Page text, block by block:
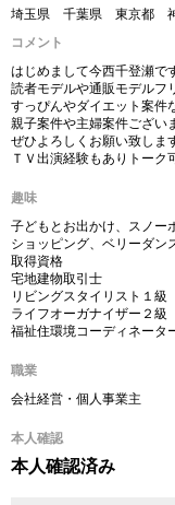
埼玉県 千葉県 東京都
コメント
はじめまして今西千登瀬で
読者モデルや通販モデルフ
すっぴんやダイエット案件
親子案件や主婦案件ござい
ぜひよろしくお願い致しま
ＴＶ出演経験もありトーク
趣味
子どもとお出かけ、スノー
ショッピング、ベリーダン
取得資格
宅地建物取引士
リビングスタイリスト１級
ライフオーガナイザー２級
福祉住環境コーディネータ
職業
会社経営・個人事業主
本人確認
本人確認済み